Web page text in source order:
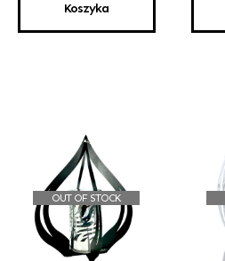
Koszyka
OUT OF STOCK